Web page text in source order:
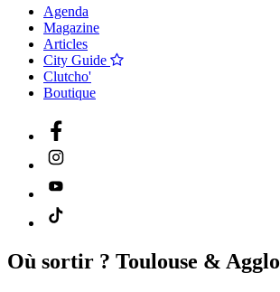
Agenda
Magazine
Articles
City Guide
Clutcho'
Boutique
Où sortir ? Toulouse & Agglo